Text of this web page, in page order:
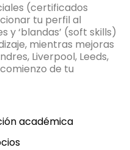
(certificados
tu perfil al
y ‘blandas’ (soft skills)
mientras mejoras
Liverpool, Leeds,
de tu
académica